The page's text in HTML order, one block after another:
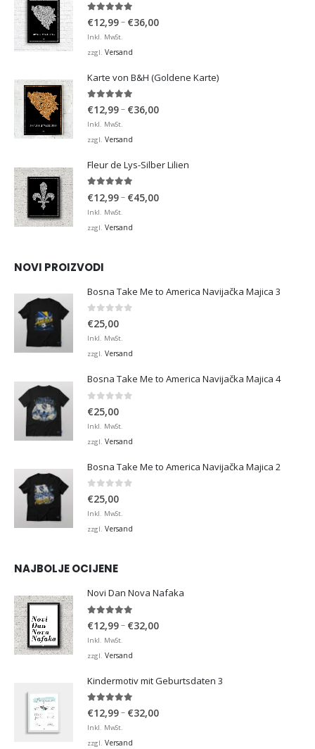
€12,99– €36,00Preisspanne:
Inkl. MwSt.
zzgl. Versand
Karte von B&H (Goldene Karte)
4.98von 5
€12,99– €36,00Preisspanne:
Inkl. MwSt.
zzgl. Versand
Fleur de Lys-Silber Lilien
€12,99– €45,00Preisspanne:
Inkl. MwSt.
zzgl. Versand
NOVI PROIZVODI
Bosna Take Me to America Navijačka Majica 3
0 von 5
€25,00
Inkl. MwSt.
zzgl. Versand
Bosna Take Me to America Navijačka Majica 4
€25,00
Inkl. MwSt.
zzgl. Versand
Bosna Take Me to America Navijačka Majica 2
0 von 5
€25,00
Inkl. MwSt.
zzgl. Versand
NAJBOLJE OCIJENE
Novi Dan Nova Nafaka
€12,99– €32,00Preisspanne:
Inkl. MwSt.
zzgl. Versand
Kindermotiv mit Geburtsdaten 3
5.00von 5
€12,99– €32,00Preisspanne:
Inkl. MwSt.
zzgl. Versand